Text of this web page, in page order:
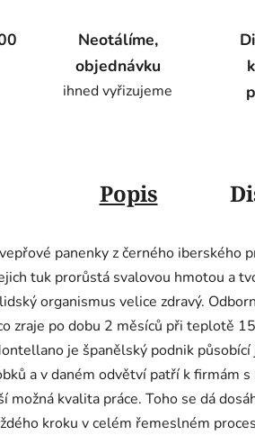
Neotálíme,
objednávku
ihned vyřizujeme
Popis
panenky z černého iberského
tuk prorůstá svalovou hmotou a
organismus velice zdravý.
zraje po dobu 2 měsíců při teplotě
je španělský podnik působící
a v daném odvětví patří k firmám
kvalita práce. Toho se dá
kroku v celém řemeslném